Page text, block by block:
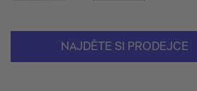
NAJDĚTE SI PRODEJCE